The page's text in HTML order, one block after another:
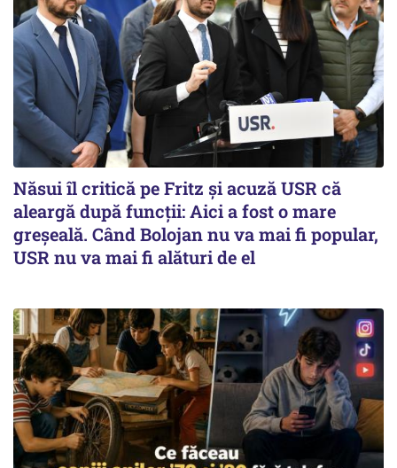
Năsui îl critică pe Fritz și acuză USR că
aleargă după funcții: Aici a fost o mare
greșeală. Când Bolojan nu va mai fi popular,
USR nu va mai fi alături de el